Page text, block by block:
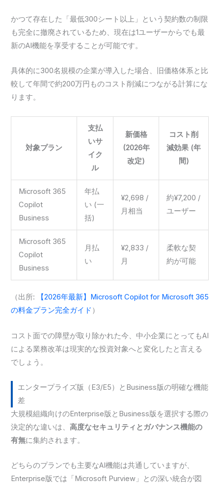
かつて存在した「最低300シート以上」という契約数の制限
も完全に撤廃されているため、現在は1ユーザーからでも最
新のAI機能を享受することが可能です。
具体的に300名規模の企業が導入した場合、旧価格体系と比
較して年間で約200万円ものコスト削減につながる計算にな
ります。
対象プラン
支払
いサ
イク
ル
新価格
(2026年
改定)
コスト削
減効果 (年
間)
Microsoft 365
Copilot
Business
年払
い (一
括)
¥2,698 /
月相当
約¥7,200 /
ユーザー
Microsoft 365
Copilot
Business
月払
い
¥2,833 /
月
柔軟な契
約が可能
（出所:
【2026年最新】Microsoft Copilot for Microsoft 365
の料金プラン完全ガイド ）
コスト面での障壁が取り除かれた今、中小企業にとってもAI
による業務改革は現実的な投資対象へと変化したと言える
でしょう。
エンタープライズ版（E3/E5）とBusiness版の明確な機能
差
大規模組織向けのEnterprise版とBusiness版を選択する際の
決定的な違いは、高度なセキュリティとガバナンス機能の
有無に集約されます。
どちらのプランでも主要なAI機能は共通していますが、
Enterprise版では「Microsoft Purview」との深い統合が図